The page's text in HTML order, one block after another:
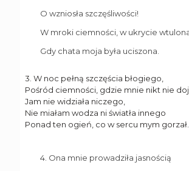
O wzniosła szczęśliwości!
W mroki ciemności, w ukrycie
Gdy chata moja była uciszona.
3. W noc pełną szczęścia błogiego,
Pośród ciemności, gdzie mnie nikt nie
Jam nie widziała niczego,
Nie miałam wodza ni światła innego
Ponad ten ogień, co w sercu mym gorzał.
4. Ona mnie prowadziła jasnością